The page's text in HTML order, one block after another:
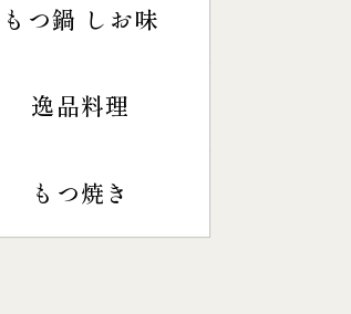
もつ鍋 しお味
逸品料理
もつ焼き